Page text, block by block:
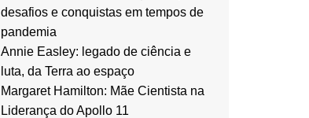
desafios e conquistas em tempos de
pandemia
Annie Easley: legado de ciência e
luta, da Terra ao espaço
Margaret Hamilton: Mãe Cientista na
Liderança do Apollo 11